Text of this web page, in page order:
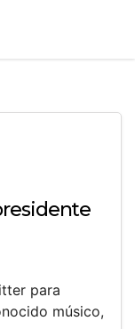
para
músico,